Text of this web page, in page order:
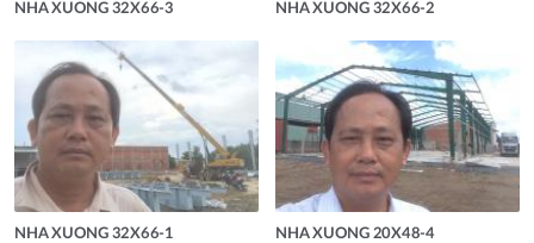
NHA XUONG 32X66-3 NHA XUONG 32X66-2
NHA XUONG 32X66-1 NHA XUONG 20X48-4